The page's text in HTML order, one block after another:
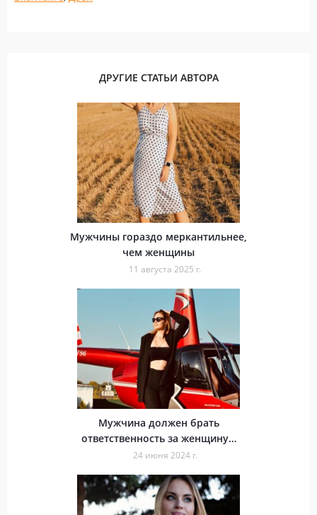
ДРУГИЕ СТАТЬИ АВТОРА
Мужчины гораздо меркантильнее,
чем женщины
11 августа 2025 г.
Мужчина должен брать
ответственность за женщину…
24 июня 2024 г.